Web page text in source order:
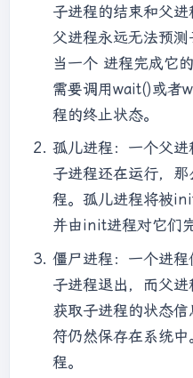
printf(
printf(
void*
printf("sem post\n");
(int*)arg;     *a =
sem_post(&sem); }
thread[3];     int a
func_sem_wait,
(thread[2]), NULL,
printf("thread
sleep(4);
NULL,
func_sem_post\n"
子进程的结束和父
父进程永远无法预测
当一个 进程完成它
需要调用wait()或者
程的终止状态。
孤儿进程：一个父
子进程还在运行，
程。孤儿进程将被
并由init进程对它们
僵尸进程：一个进
子进程退出，而父
获取子进程的状态
符仍然保存在系统
程。